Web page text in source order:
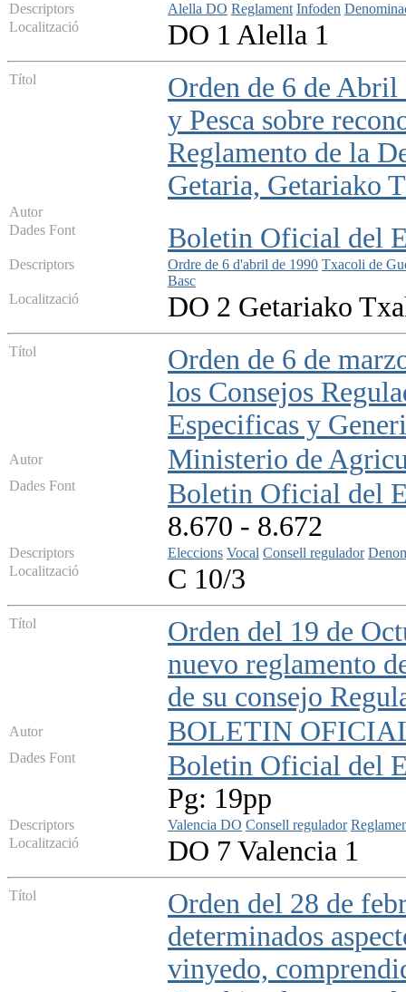
Descriptors Alella DO Reglament Infoden
Localització
DO 1 Alella 1
Títol
Orden de 6 de
y Pesca sobre
Reglamento de la
Getaria, Getariako
Autor
Dades Font
Boletin Oficial del
Descriptors Ordre de 6 d'abril de 1990 Txacoli de
Basc
Localització
DO 2 Getariako
Títol
Orden de 6 de
los Consejos
Especificas y
Autor Ministerio de
Dades Font
Boletin Oficial del
8.670 - 8.672
Descriptors Eleccions Vocal Consell regulador
Localització
C 10/3
Títol
Orden del 19 de
nuevo reglamento
de su consejo
Autor BOLETIN
Dades Font
Boletin Oficial del
Pg: 19pp
Descriptors Valencia DO Consell regulador
Localització
DO 7 Valencia 1
Títol
Orden del 28 de
determinados
vinyedo,